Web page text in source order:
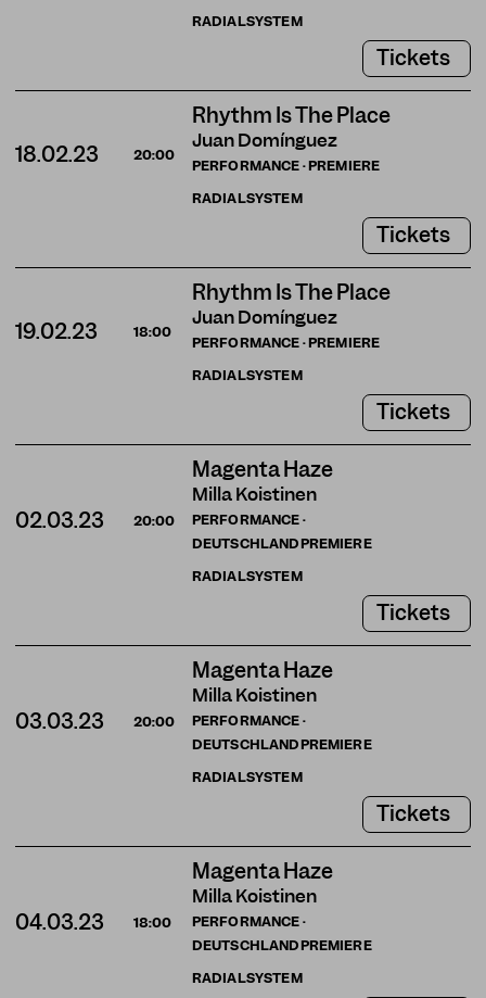
RADIALSYSTEM
Tickets
Rhythm Is The Place
Juan Domínguez
PERFORMANCE · PREMIERE
18.02.23 20:00
RADIALSYSTEM
Tickets
Rhythm Is The Place
Juan Domínguez
PERFORMANCE · PREMIERE
19.02.23 18:00
RADIALSYSTEM
Tickets
Magenta Haze
Milla Koistinen
PERFORMANCE ·
DEUTSCHLANDPREMIERE
02.03.23 20:00
RADIALSYSTEM
Tickets
Magenta Haze
Milla Koistinen
PERFORMANCE ·
DEUTSCHLANDPREMIERE
03.03.23 20:00
RADIALSYSTEM
Tickets
Magenta Haze
Milla Koistinen
PERFORMANCE ·
DEUTSCHLANDPREMIERE
04.03.23 18:00
RADIALSYSTEM